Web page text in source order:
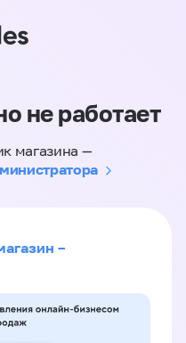
не работает
магазина —
–